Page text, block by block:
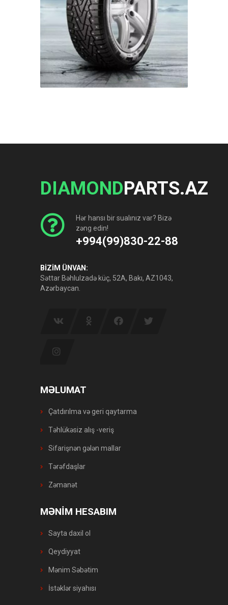
DIAMONDPARTS.AZ
Hər hansı bir sualınız var? Bizə
zəng edin!
+994(99)830-22-88
BİZİM ÜNVAN:
Səttar Bəhlulzadə küç, 52A, Bakı, AZ1043,
Azərbaycan.
MƏLUMAT
Çatdırılma və geri qaytarma
Təhlükəsiz alış -veriş
Sifarişnən gələn mallar
Tərəfdaşlar
Zəmanət
MƏNİM HESABIM
Sayta daxil ol
Qeydiyyat
Mənim Səbətim
İstəklər siyahısı